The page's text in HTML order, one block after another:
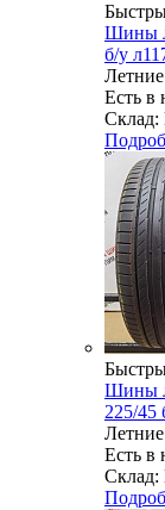
Шины
б/у
Есть в
Шины
225/45
Есть в